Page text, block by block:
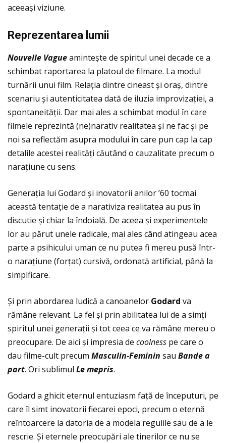
aceeași viziune.
Reprezentarea lumii
Nouvelle Vagueamintește de spiritul unei decade ce a
schimbat raportarea la platoul de filmare. La modul
turnării unui film. Relaţia dintre cineast și oraș, dintre
scenariu și autenticitatea dată de iluzia improvizaţiei, a
spontaneităţii. Dar mai ales a schimbat modul în care
filmele reprezintă (ne)narativ realitatea și ne fac și pe
noi sa reflectăm asupra modului în care pun cap la cap
detalile acestei realităţi căutând o cauzalitate precum o
naraţiune cu sens.
Generaţia lui Godard și inovatorii anilor ’60 tocmai
această tentaţie de a narativiza realitatea au pus în
discutie și chiar la îndoială. De aceea și experimentele
lor au părut unele radicale, mai ales când atingeau acea
parte a psihicului uman ce nu putea fi mereu pusă într-
o naraţiune (forţat) cursivă, ordonată artificial, până la
simplficare.
Şi prin abordarea ludică a canoanelor Godard va
rămâne relevant. La fel și prin abilitatea lui de a simţi
spiritul unei generaţii și tot ceea ce va rămâne mereu o
preocupare. De aici și impresia de coolness pe care o
dau filme-cult precum Masculin-Feminin sau Bande a
part. Ori sublimul Le mepris.
Godard a ghicit eternul entuziasm faţă de începuturi, pe
care îl simt inovatorii fiecarei epoci, precum o eternă
reîntoarcere la datoria de a modela regulile sau de a le
rescrie. Şi eternele preocupări ale tinerilor ce nu se